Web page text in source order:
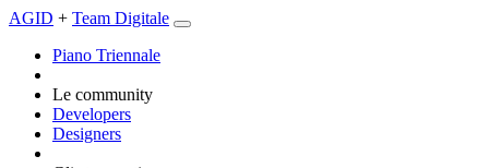
AGID + Team Digitale
Piano Triennale
Le community
Developers
Designers